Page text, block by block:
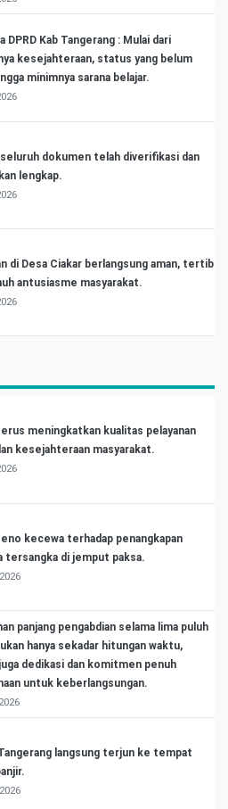
DPRD Kab Tangerang : Mulai dari
kesejahteraan, status yang belum
minimnya sarana belajar.
seluruh dokumen telah diverifikasi dan
lengkap.
di Desa Ciakar berlangsung aman, tertib
antusiasme masyarakat.
meningkatkan kualitas pelayanan
kesejahteraan masyarakat.
kecewa terhadap penangkapan
tersangka di jemput paksa.
panjang pengabdian selama lima puluh
hanya sekadar hitungan waktu,
dedikasi dan komitmen penuh
untuk keberlangsungan.
langsung terjun ke tempat